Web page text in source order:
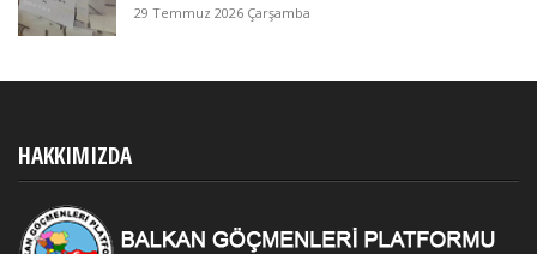
29 Temmuz 2026 Çarşamba
HAKKIMIZDA